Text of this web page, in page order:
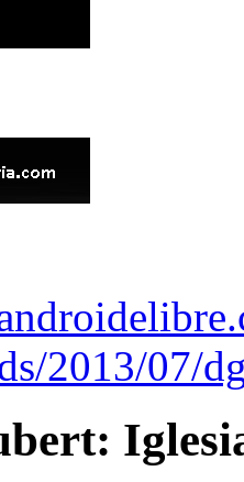
2013/07/